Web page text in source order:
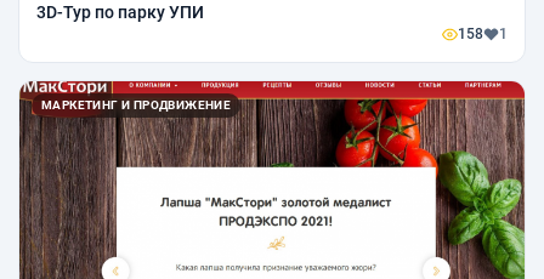
3D-Тур по парку УПИ
158 1
МАРКЕТИНГ И ПРОДВИЖЕНИЕ